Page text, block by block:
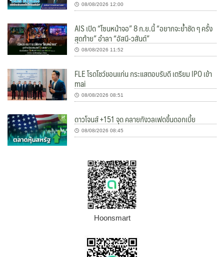
08/08/2026 12:00
AIS เปิด “โซนหน้าจอ” 8 ก.ย.นี้ “อยากจะย้ำชัด ๆ ครั้ง
สุดท้าย” อำลา “อัสนี-วสันต์”
08/08/2026 11:52
FLE โรดโชว์ขอนแก่น กระแสตอบรับดี เตรียม IPO เข้า
mai
08/08/2026 08:51
ดาวโจนส์ +151 จุด คลายกังวลเฟดขึ้นดอกเบี้ย
08/08/2026 08:45
Hoonsmart